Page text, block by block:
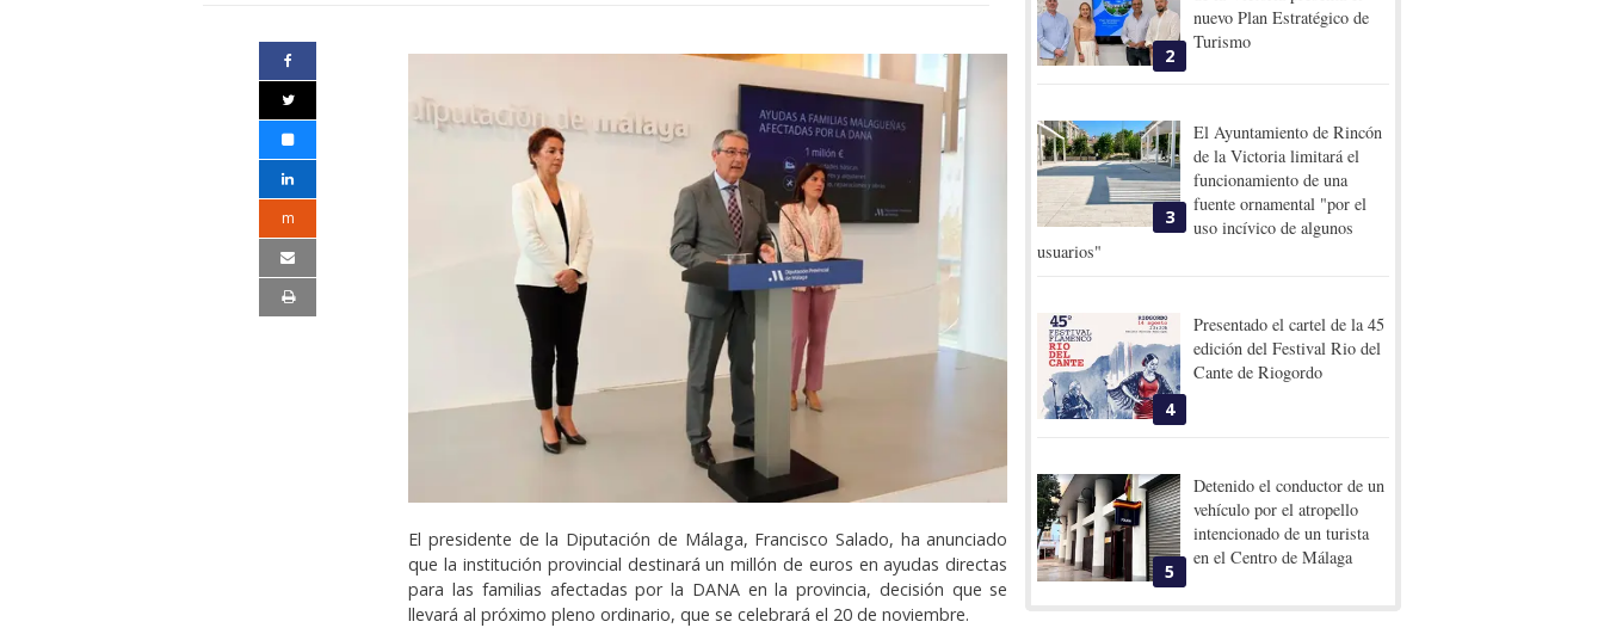
m
El presidente de la Diputación de Málaga, Francisco Salado, ha anunciado
que la institución provincial destinará un millón de euros en ayudas directas
para las familias afectadas por la DANA en la provincia, decisión que se
llevará al próximo pleno ordinario, que se celebrará el 20 de noviembre.
2
nuevo Plan Estratégico de
Turismo
3
El Ayuntamiento de Rincón
de la Victoria limitará el
funcionamiento de una
fuente ornamental "por el
uso incívico de algunos
usuarios"
4
Presentado el cartel de la 45
edición del Festival Rio del
Cante de Riogordo
5
Detenido el conductor de un
vehículo por el atropello
intencionado de un turista
en el Centro de Málaga